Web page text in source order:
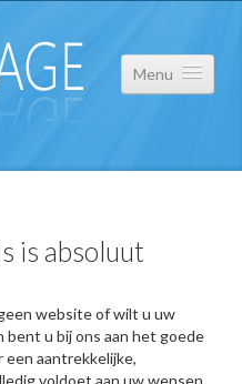
Menu
is absoluut
website of wilt u uw
u bij ons aan het goede
een aantrekkelijke,
voldoet aan uw wensen.